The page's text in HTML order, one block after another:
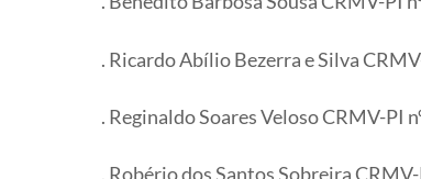
. Ricardo Abílio Bezerra e Silva
. Reginaldo Soares Veloso CRMV-PI
. Robério dos Santos Sobreira